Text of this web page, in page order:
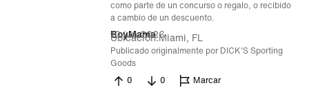
como parte de un concurso o regalo, o recibido
a cambio de un descuento.
BoyMama
10 jun 2026
Ubicación Miami, FL
Publicado originalmente por DICK'S Sporting
Goods
0
0 Marcar